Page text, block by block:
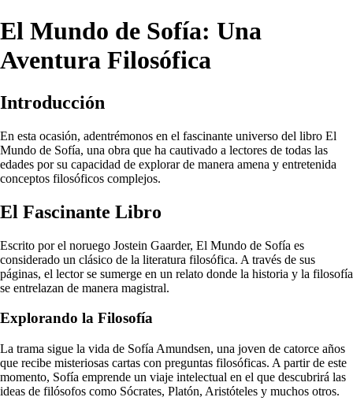
El Mundo de Sofía: Una
Aventura Filosófica
Introducción
En esta ocasión, adentrémonos en el fascinante universo del libro El
Mundo de Sofía, una obra que ha cautivado a lectores de todas las
edades por su capacidad de explorar de manera amena y entretenida
conceptos filosóficos complejos.
El Fascinante Libro
Escrito por el noruego Jostein Gaarder, El Mundo de Sofía es
considerado un clásico de la literatura filosófica. A través de sus
páginas, el lector se sumerge en un relato donde la historia y la filosofía
se entrelazan de manera magistral.
Explorando la Filosofía
La trama sigue la vida de Sofía Amundsen, una joven de catorce años
que recibe misteriosas cartas con preguntas filosóficas. A partir de este
momento, Sofía emprende un viaje intelectual en el que descubrirá las
ideas de filósofos como Sócrates, Platón, Aristóteles y muchos otros.